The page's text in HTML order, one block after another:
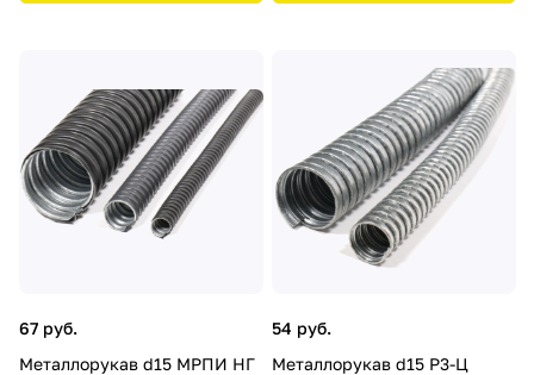
67 руб.
Металлорукав d15 МРПИ НГ
54 руб.
Металлорукав d15 Р3-Ц